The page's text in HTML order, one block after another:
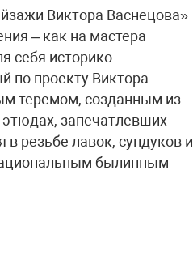
Виктора Васнецова»
– как на мастера
себя историко-
по проекту Виктора
теремом, созданным из
запечатлевших
в резьбе лавок, сундуков и
былинным